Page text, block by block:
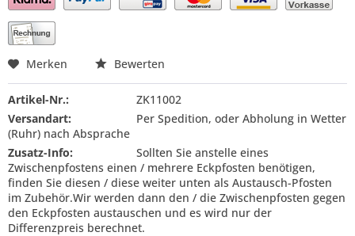
Merken Bewerten
Artikel-Nr.:
ZK11002
Versandart:
Per Spedition, oder Abholung in Wetter
(Ruhr) nach Absprache
Zusatz-Info:
Sollten Sie anstelle eines
Zwischenpfostens einen / mehrere Eckpfosten benötigen,
finden Sie diesen / diese weiter unten als Austausch-Pfosten
im Zubehör.Wir werden dann den / die Zwischenpfosten gegen
den Eckpfosten austauschen und es wird nur der
Differenzpreis berechnet.